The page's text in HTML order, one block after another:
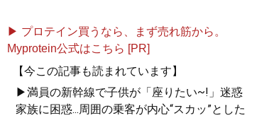
▶ プロテイン買うなら、まず売れ筋から。
Myprotein公式はこちら [PR]
【今この記事も読まれています】
▶満員の新幹線で子供が「座りたい~!」迷惑
家族に困惑...周囲の乗客が内心“スカッ”とした